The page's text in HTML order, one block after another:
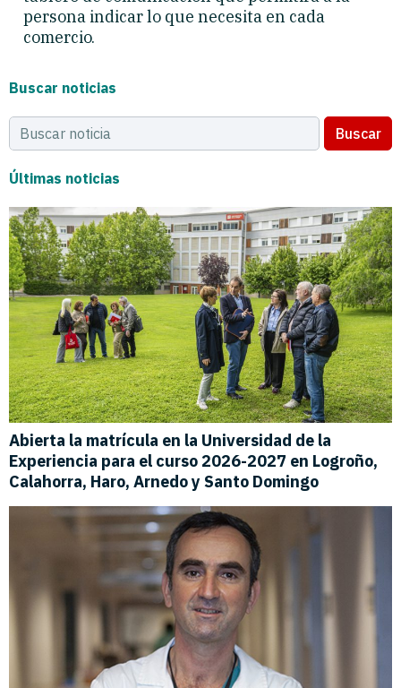
persona indicar lo que necesita en cada
comercio.
Buscar noticias
Buscar
Últimas noticias